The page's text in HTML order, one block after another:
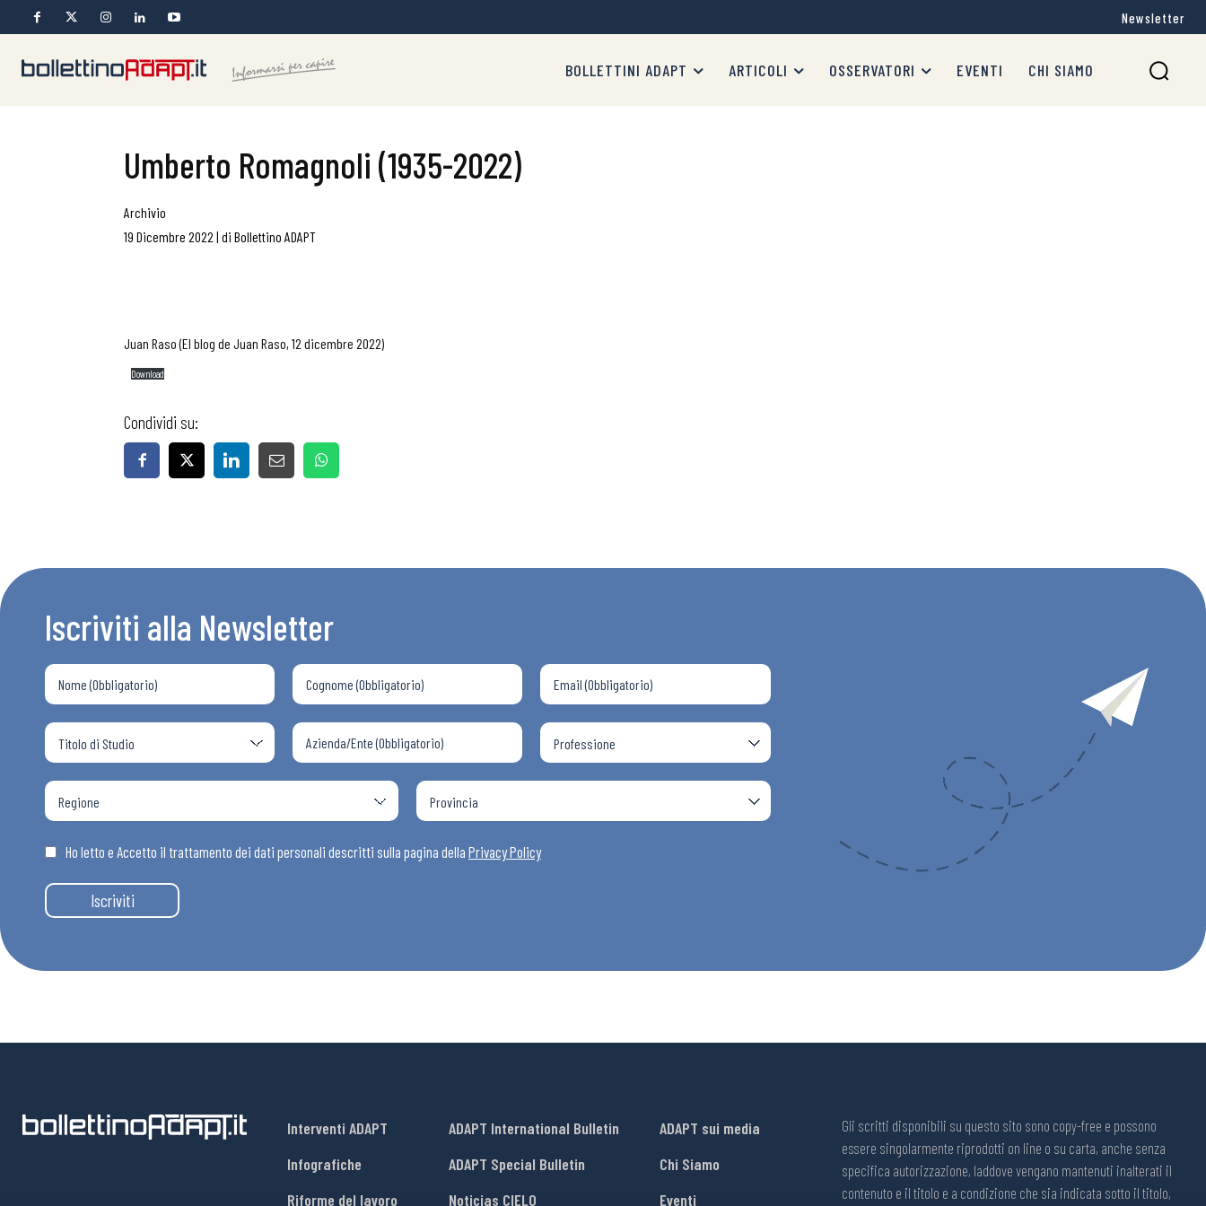
Bollettini ADAPT
Articoli
Osservatori
Newsletter
BOLLETTINI ADAPT ARTICOLI OSSERVATORI EVENTI CHI SIAMO
Umberto Romagnoli (1935-2022)
Archivio
19 Dicembre 2022 | di Bollettino ADAPT
Juan Raso (El blog de Juan Raso, 12 dicembre 2022)
Download
Condividi su:
Iscriviti alla Newsletter
Ho letto e Accetto il trattamento dei dati personali descritti sulla pagina della Privacy Policy
Iscriviti
Interventi ADAPT
Infografiche
Riforme del lavoro
ADAPT International Bulletin
ADAPT Special Bulletin
Noticias CIELO
ADAPT sui media
Chi Siamo
Eventi
Gli scritti disponibili su questo sito sono copy-free e possono
essere singolarmente riprodotti on line o su carta, anche senza
specifica autorizzazione, laddove vengano mantenuti inalterati il
contenuto e il titolo e a condizione che sia indicata sotto il titolo,